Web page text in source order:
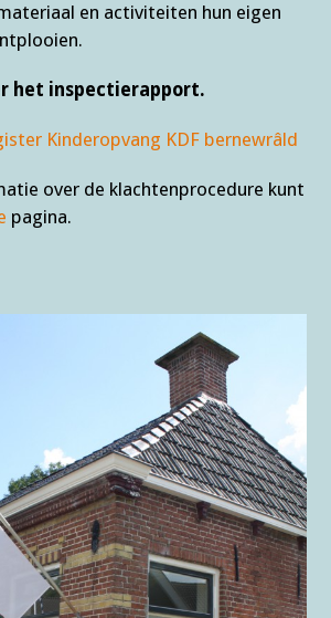
en activiteiten hun eigen
het inspectierapport.
Kinderopvang KDF bernewrâld
over de klachtenprocedure kunt
pagina.